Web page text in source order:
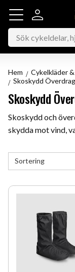
Meny
Hem Cykelkläder
Skoskydd Överdrag
Skoskydd
Skoskydd och
skydda mot vind,
Välj sortering